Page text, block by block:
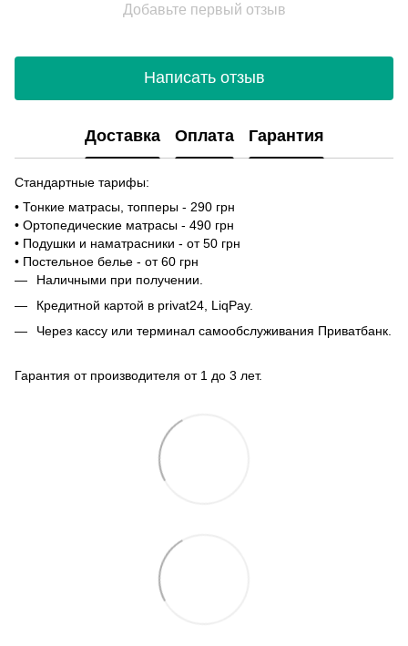
Добавьте первый отзыв
Написать отзыв
Доставка Оплата Гарантия
Стандартные тарифы:
• Тонкие матрасы, топперы - 290 грн
• Ортопедические матрасы - 490 грн
• Подушки и наматрасники - от 50 грн
• Постельное белье - от 60 грн
Наличными при получении.
Кредитной картой в privat24, LiqPay.
Через кассу или терминал самообслуживания Приватбанк.
Гарантия от производителя от 1 до 3 лет.